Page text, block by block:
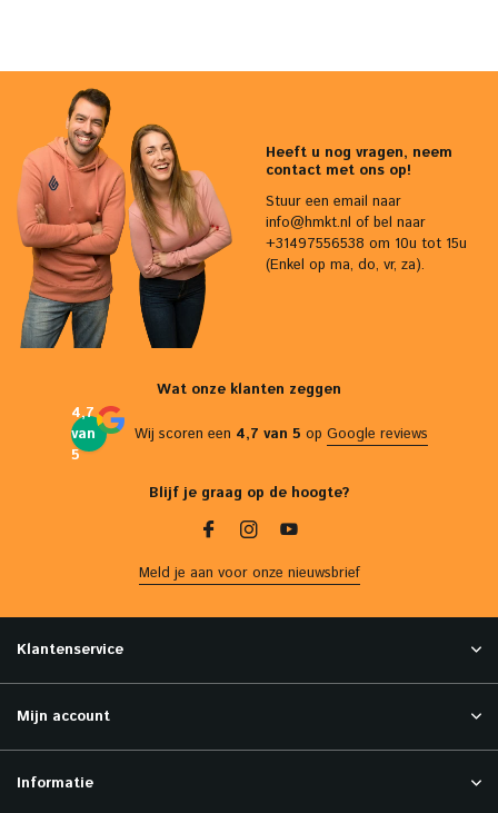
Heeft u nog vragen, neem
contact met ons op!
Stuur een email naar
info@hmkt.nl of bel naar
+31497556538 om 10u tot 15u
(Enkel op ma, do, vr, za).
Wat onze klanten zeggen
4,7
van
5
Wij scoren een 4,7 van 5 op Google reviews
Blijf je graag op de hoogte?
Meld je aan voor onze nieuwsbrief
Klantenservice
Mijn account
Informatie